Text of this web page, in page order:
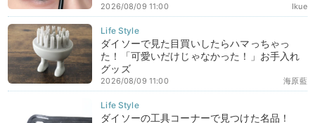
Ikue
2026/08/09 11:00
ダイソーで見た目買いしたらハマっちゃっ
た！「可愛いだけじゃなかった！」お手入れ
グッズ
海原藍
2026/08/09 11:00
ダイソーの工具コーナーで見つけた名品！